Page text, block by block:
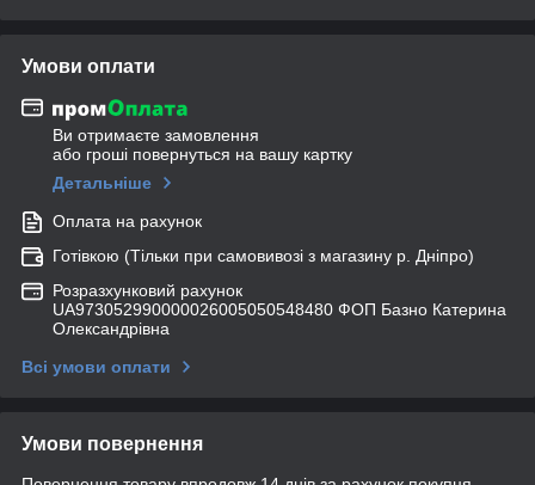
Умови оплати
Ви отримаєте замовлення
або гроші повернуться на вашу картку
Детальніше
Оплата на рахунок
Готівкою (Тільки при самовивозі з магазину р. Дніпро)
Розразхунковий рахунок
UA973052990000026005050548480 ФОП Базно Катерина
Олександрівна
Всі умови оплати
Умови повернення